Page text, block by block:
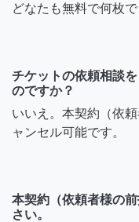
どなたも無料で何枚
チケットの依頼相談
のですか？
いいえ。本契約（依
ャンセル可能です。
本契約（依頼者様の
さい。